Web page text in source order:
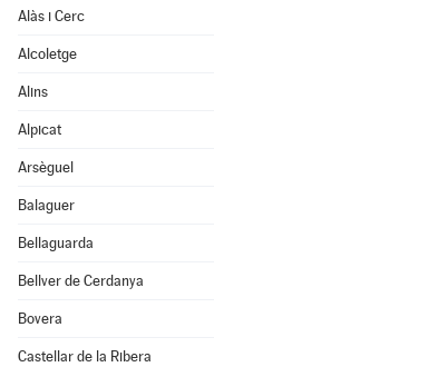
Alàs i Cerc
Alcoletge
Alins
Alpicat
Arsèguel
Balaguer
Bellaguarda
Bellver de Cerdanya
Bovera
Castellar de la Ribera